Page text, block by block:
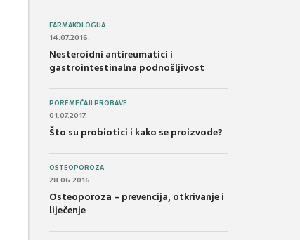
FARMAKOLOGIJA
14.07.2016.
Nesteroidni antireumatici i
gastrointestinalna podnošljivost
POREMEĆAJI PROBAVE
01.07.2017.
Što su probiotici i kako se proizvode?
OSTEOPOROZA
28.06.2016.
Osteoporoza – prevencija, otkrivanje i
liječenje